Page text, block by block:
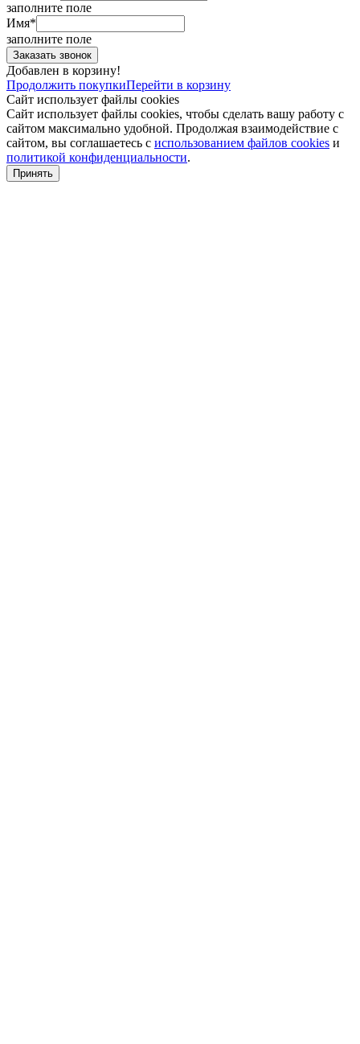
заполните поле
Имя*
заполните поле
Добавлен в корзину!
Продолжить покупкиПерейти в корзину
Сайт использует файлы cookies
Сайт использует файлы cookies, чтобы сделать вашу работу с
сайтом максимально удобной. Продолжая взаимодействие с
сайтом, вы соглашаетесь с использованием файлов cookies и
политикой конфиденциальности.
Принять